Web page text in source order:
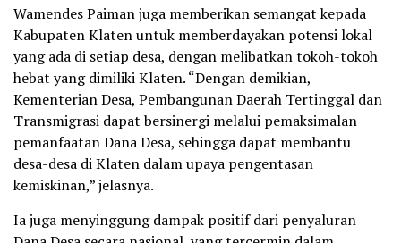
Wamendes Paiman juga memberikan semangat kepada
Kabupaten Klaten untuk memberdayakan potensi lokal
yang ada di setiap desa, dengan melibatkan tokoh-tokoh
hebat yang dimiliki Klaten. “Dengan demikian,
Kementerian Desa, Pembangunan Daerah Tertinggal dan
Transmigrasi dapat bersinergi melalui pemaksimalan
pemanfaatan Dana Desa, sehingga dapat membantu
desa-desa di Klaten dalam upaya pengentasan
kemiskinan,” jelasnya.
Ia juga menyinggung dampak positif dari penyaluran